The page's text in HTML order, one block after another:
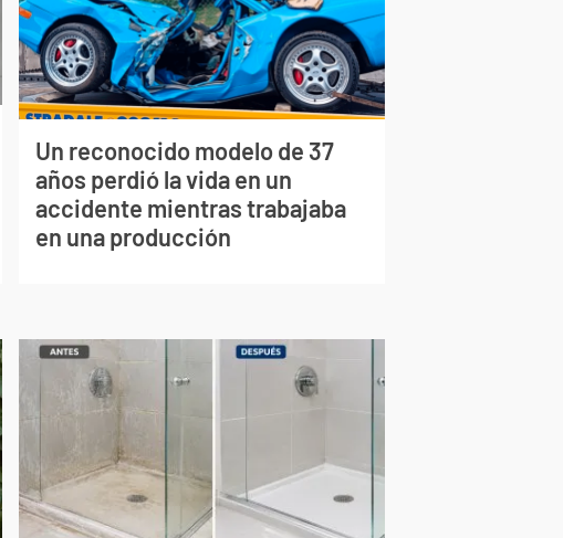
Un reconocido modelo de 37
años perdió la vida en un
accidente mientras trabajaba
en una producción